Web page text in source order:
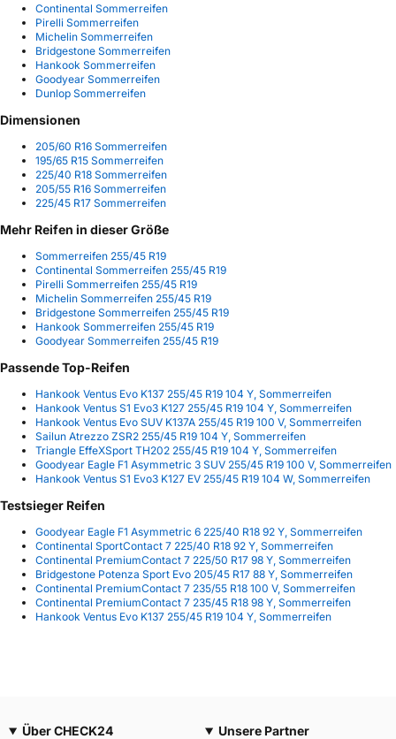
Continental Sommerreifen
Pirelli Sommerreifen
Michelin Sommerreifen
Bridgestone Sommerreifen
Hankook Sommerreifen
Goodyear Sommerreifen
Dunlop Sommerreifen
Dimensionen
205/60 R16 Sommerreifen
195/65 R15 Sommerreifen
225/40 R18 Sommerreifen
205/55 R16 Sommerreifen
225/45 R17 Sommerreifen
Mehr Reifen in dieser Größe
Sommerreifen 255/45 R19
Continental Sommerreifen 255/45 R19
Pirelli Sommerreifen 255/45 R19
Michelin Sommerreifen 255/45 R19
Bridgestone Sommerreifen 255/45 R19
Hankook Sommerreifen 255/45 R19
Goodyear Sommerreifen 255/45 R19
Passende Top-Reifen
Hankook Ventus Evo K137 255/45 R19 104 Y, Sommerreifen
Hankook Ventus S1 Evo3 K127 255/45 R19 104 Y, Sommerreifen
Hankook Ventus Evo SUV K137A 255/45 R19 100 V, Sommerreifen
Sailun Atrezzo ZSR2 255/45 R19 104 Y, Sommerreifen
Triangle EffeXSport TH202 255/45 R19 104 Y, Sommerreifen
Goodyear Eagle F1 Asymmetric 3 SUV 255/45 R19 100 V, Sommerreifen
Hankook Ventus S1 Evo3 K127 EV 255/45 R19 104 W, Sommerreifen
Testsieger Reifen
Goodyear Eagle F1 Asymmetric 6 225/40 R18 92 Y, Sommerreifen
Continental SportContact 7 225/40 R18 92 Y, Sommerreifen
Continental PremiumContact 7 225/50 R17 98 Y, Sommerreifen
Bridgestone Potenza Sport Evo 205/45 R17 88 Y, Sommerreifen
Continental PremiumContact 7 235/55 R18 100 V, Sommerreifen
Continental PremiumContact 7 235/45 R18 98 Y, Sommerreifen
Hankook Ventus Evo K137 255/45 R19 104 Y, Sommerreifen
Über CHECK24
Unsere Partner